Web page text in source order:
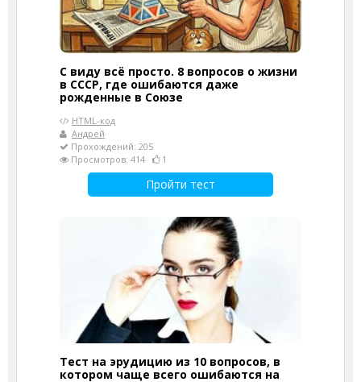
С виду всё просто. 8 вопросов о жизни
в СССР, где ошибаются даже
рожденные в Союзе
HTML-код
Андрей
Прохождений: 205
Просмотров: 414
1
Пройти тест
Тест на эрудицию из 10 вопросов, в
котором чаще всего ошибаются на